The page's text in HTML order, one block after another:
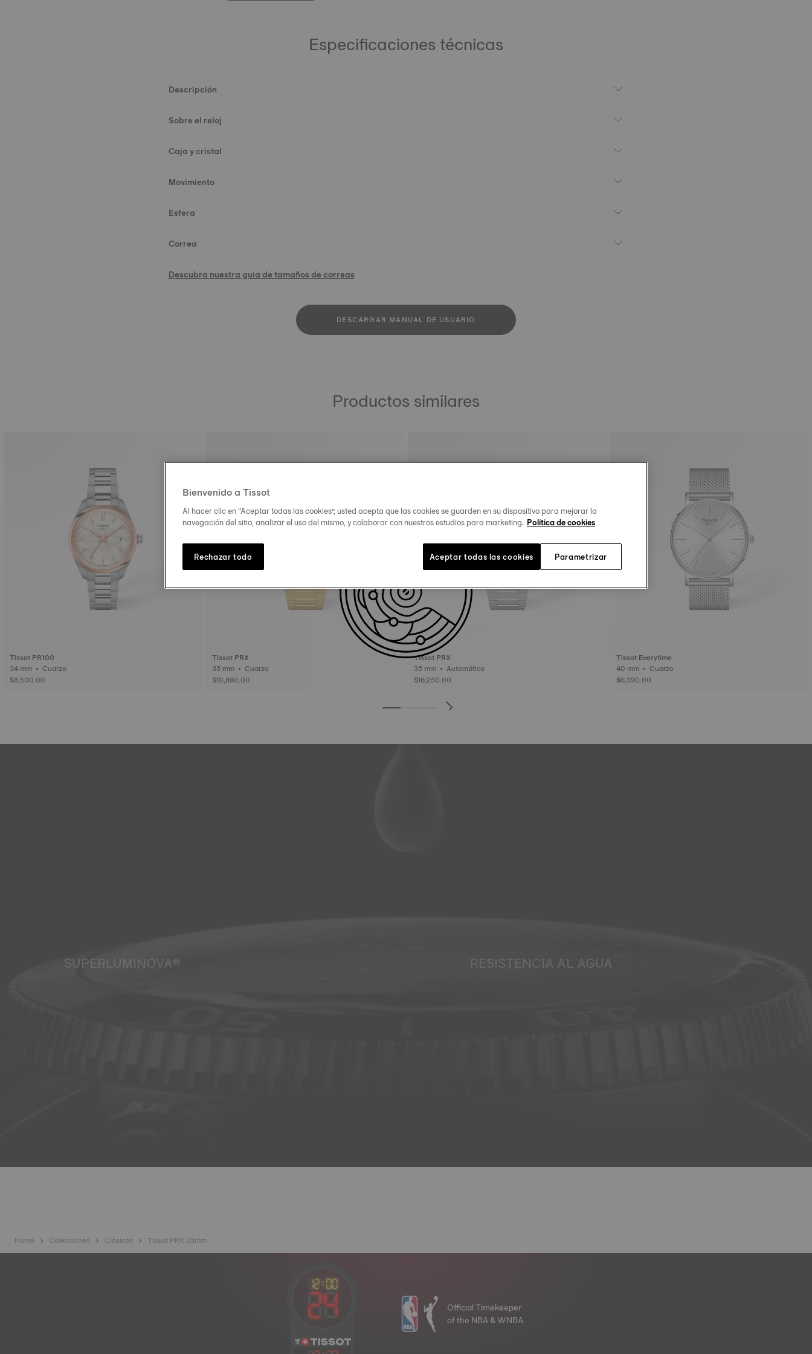
Especificaciones técnicas
Descripción
Sobre el reloj
Caja y cristal
Movimiento
Esfera
Correa
Descubra nuestra guía de tamaños de correas
DESCARGAR MANUAL DE USUARIO
Productos similares
Tissot PR100
34 mm • Cuarzo
$8,500.00
Tissot PRX
35 mm • Cuarzo
$10,890.00
Tissot PRX
35 mm • Automático
$16,250.00
Tissot Everytime
40 mm • Cuarzo
$6,390.00
SUPERLUMINOVA® RESISTENCIA AL AGUA
Home Colecciones Clásicos Tissot PRX 35mm
Official Timekeeper
of the NBA & WNBA
Bienvenido a Tissot
Al hacer clic en “Aceptar todas las cookies”, usted acepta que las cookies se guarden en su dispositivo para mejorar la
navegación del sitio, analizar el uso del mismo, y colaborar con nuestros estudios para marketing. Política de cookies
Parametrizar
Rechazar todo Aceptar todas las cookies